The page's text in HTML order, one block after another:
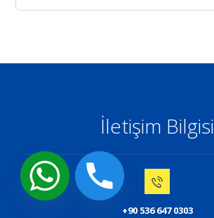
İletişim Bilgisi
+90 536 647 0303